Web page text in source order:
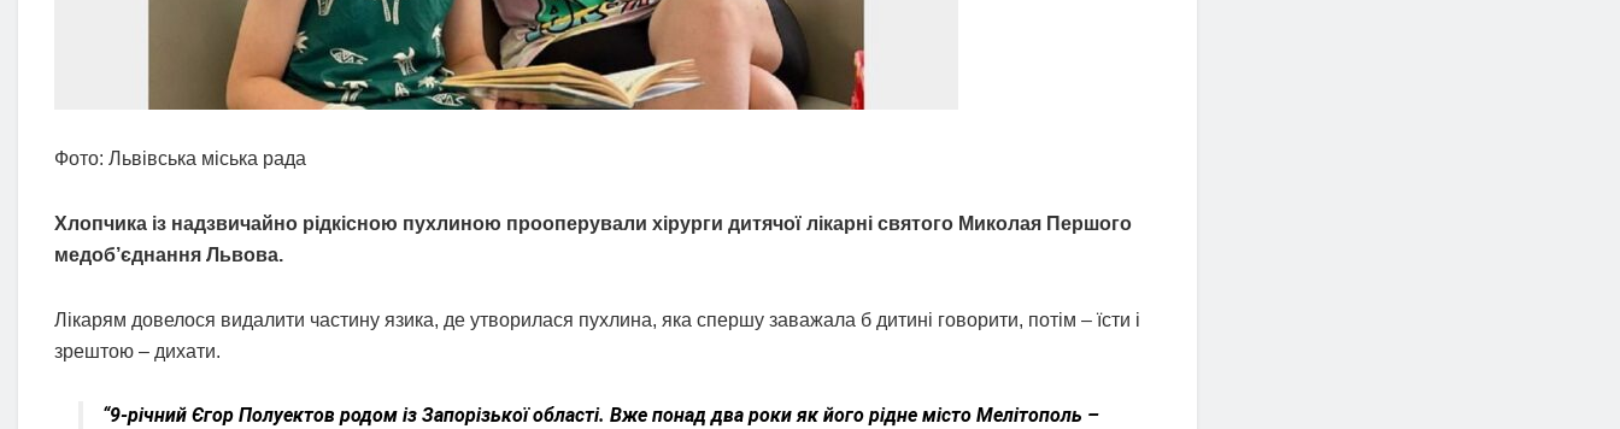
Фото: Львівська міська рада
Хлопчика із надзвичайно рідкісною пухлиною прооперували хірурги дитячої лікарні святого Миколая Першого
медоб’єднання Львова.
Лікарям довелося видалити частину язика, де утворилася пухлина, яка спершу заважала б дитині говорити, потім – їсти і
зрештою – дихати.
“9-річний Єгор Полуектов родом із Запорізької області. Вже понад два роки як його рідне місто Мелітополь –